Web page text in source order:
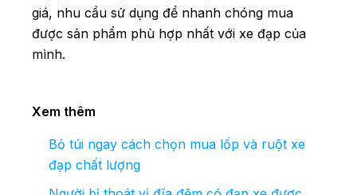
giá, nhu cầu sử dụng để nhanh chóng mua
được sản phẩm phù hợp nhất với xe đạp của
mình.
Xem thêm
Bỏ túi ngay cách chọn mua lốp và ruột xe
đạp chất lượng